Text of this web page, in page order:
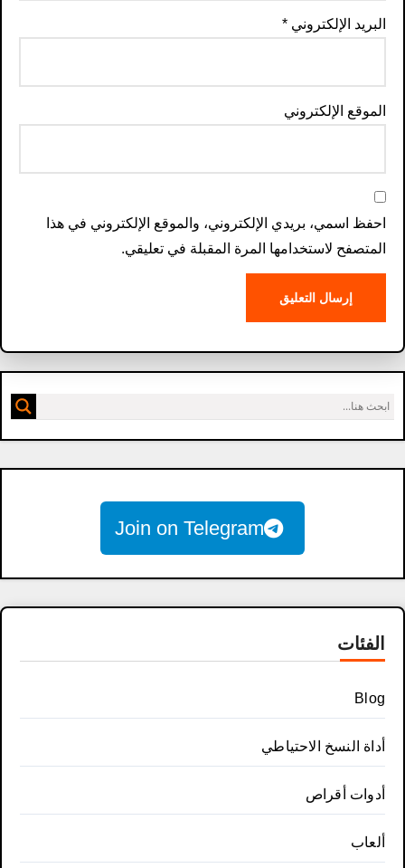
البريد الإلكتروني*
الموقع الإلكتروني
احفظ اسمي، بريدي الإلكتروني، والموقع الإلكتروني في هذا
المتصفح لاستخدامها المرة المقبلة في تعليقي.
Join on Telegram
الفئات
Blog
أداة النسخ الاحتياطي
أدوات أقراص
ألعاب